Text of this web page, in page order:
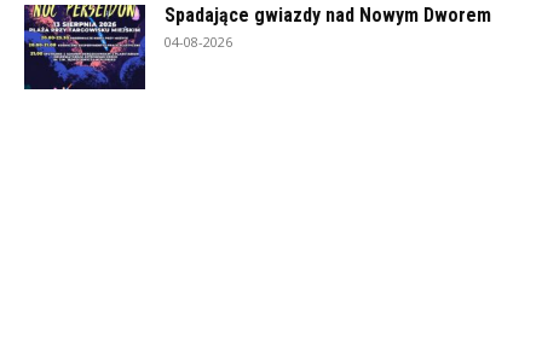
Spadające gwiazdy nad Nowym Dworem
04-08-2026